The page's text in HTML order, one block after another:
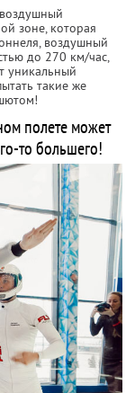
зоне, которая
воздушный
до 270 км/час,
уникальный
такие же
полете может
то большего!